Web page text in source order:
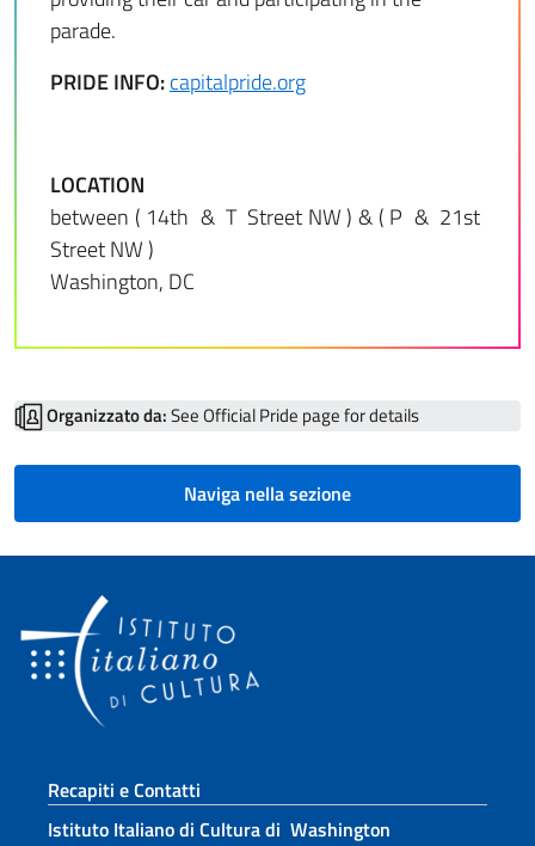
parade.
PRIDE INFO:capitalpride.org
LOCATION
between ( 14th & T Street NW ) & ( P & 21st
Street NW )
Washington, DC
Organizzato da:See Official Pride page for details
Naviga nella sezione
Sezione footer
Recapiti e Contatti
Istituto Italiano di Cultura di Washington